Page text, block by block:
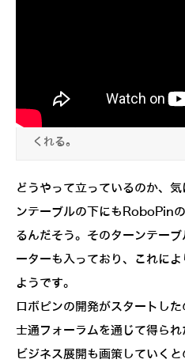
た人の事前登録情報を読み取
味」を基に、RoboPinが会場
くれる。
どうやって立っているのか、
ンテーブルの下にもRoboPin
るんだそう。そのターンテー
ーターも入っており、これに
ようです。
ロボピンの開発がスタートし
士通フォーラムを通じて得ら
ビジネス展開も画策していく